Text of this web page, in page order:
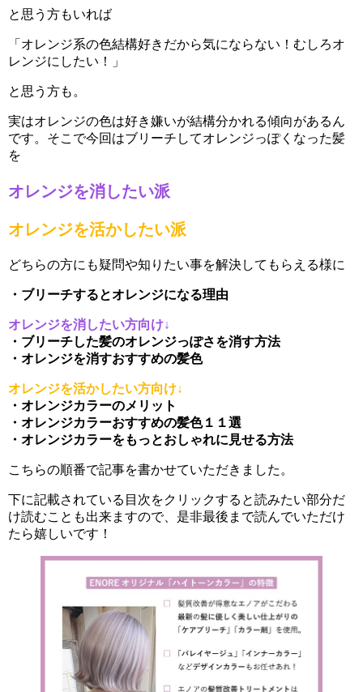
と思う方もいれば
「オレンジ系の色結構好きだから気にならない！むしろオ
レンジにしたい！」
と思う方も。
実はオレンジの色は好き嫌いが結構分かれる傾向があるん
です。そこで今回はブリーチしてオレンジっぽくなった髪
を
オレンジを消したい派
オレンジを活かしたい派
どちらの方にも疑問や知りたい事を解決してもらえる様に
・ブリーチするとオレンジになる理由
オレンジを消したい方向け↓
・ブリーチした髪のオレンジっぽさを消す方法
・オレンジを消すおすすめの髪色
オレンジを活かしたい方向け↓
・オレンジカラーのメリット
・オレンジカラーおすすめの髪色１１選
・オレンジカラーをもっとおしゃれに見せる方法
こちらの順番で記事を書かせていただきました。
下に記載されている目次をクリックすると読みたい部分だ
け読むことも出来ますので、是非最後まで読んでいただけ
たら嬉しいです！